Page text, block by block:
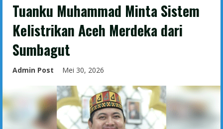
Tuanku Muhammad Minta Sistem
Kelistrikan Aceh Merdeka dari
Sumbagut
Admin Post Mei 30, 2026